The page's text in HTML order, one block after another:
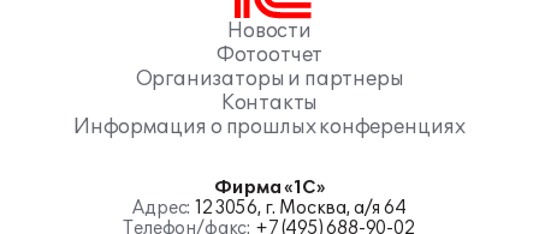
Новости
Фотоотчет
Организаторы и партнеры
Контакты
Информация о прошлых конференциях
Фирма «1С»
Адрес: 123056, г. Москва, а/я 64
Телефон/факс: +7 (495) 688-90-02